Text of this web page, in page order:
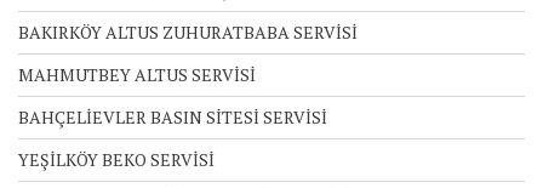
BAKIRKÖY ALTUS ZUHURATBABA SERVİSİ
MAHMUTBEY ALTUS SERVİSİ
BAHÇELİEVLER BASIN SİTESİ SERVİSİ
YEŞİLKÖY BEKO SERVİSİ